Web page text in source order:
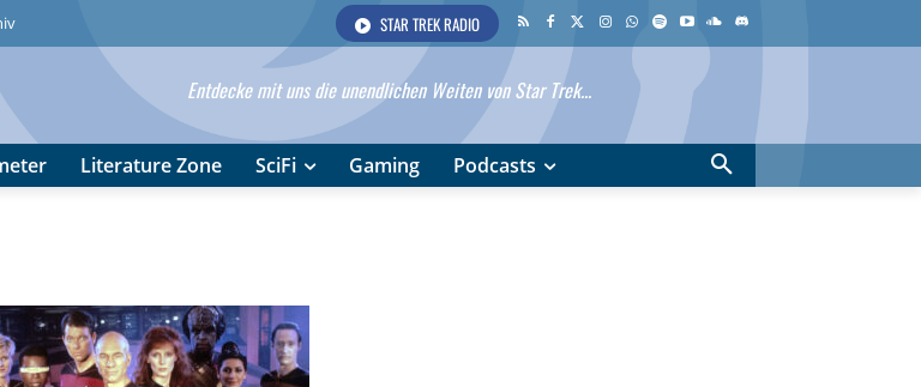
STAR TREK RADIO
Entdecke mit uns die unendlichen Weiten von Star Trek...
Literature Zone SciFi Gaming Podcasts